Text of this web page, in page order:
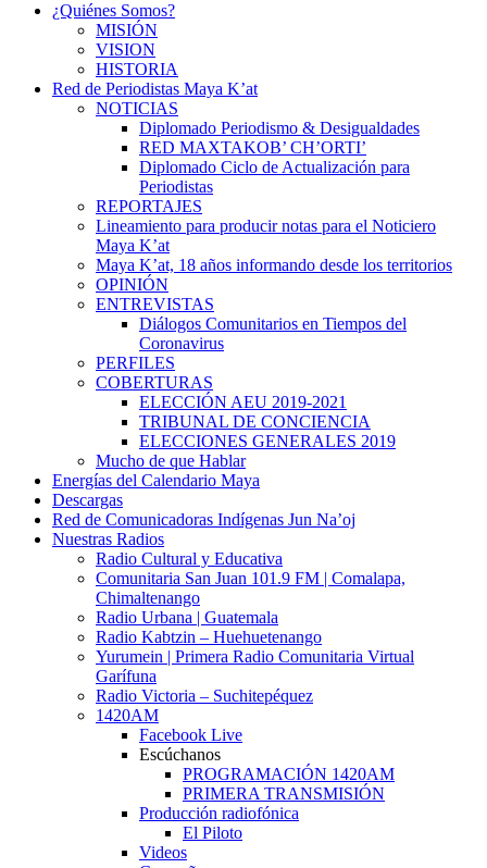
¿Quiénes Somos?
MISIÓN
VISION
HISTORIA
Red de Periodistas Maya K’at
NOTICIAS
Diplomado Periodismo & Desigualdades
RED MAXTAKOB’ CH’ORTI’
Diplomado Ciclo de Actualización para
Periodistas
REPORTAJES
Lineamiento para producir notas para el Noticiero
Maya K’at
Maya K’at, 18 años informando desde los territorios
OPINIÓN
ENTREVISTAS
Diálogos Comunitarios en Tiempos del
Coronavirus
PERFILES
COBERTURAS
ELECCIÓN AEU 2019-2021
TRIBUNAL DE CONCIENCIA
ELECCIONES GENERALES 2019
Mucho de que Hablar
Energías del Calendario Maya
Descargas
Red de Comunicadoras Indígenas Jun Na’oj
Nuestras Radios
Radio Cultural y Educativa
Comunitaria San Juan 101.9 FM | Comalapa,
Chimaltenango
Radio Urbana | Guatemala
Radio Kabtzin – Huehuetenango
Yurumein | Primera Radio Comunitaria Virtual
Garífuna
Radio Victoria – Suchitepéquez
1420AM
Facebook Live
Escúchanos
PROGRAMACIÓN 1420AM
PRIMERA TRANSMISIÓN
Producción radiofónica
El Piloto
Videos